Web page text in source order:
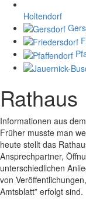
Holtendorf
Rathaus
Informationen aus
Früher musste man
heute stellt das
Ansprechpartner,
unterschiedlichen
von
Amtsblatt” erfolgt sind.